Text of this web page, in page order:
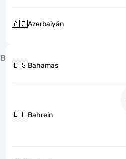
🇦🇿Azerbaiyán
B
🇧🇸Bahamas
🇧🇭Bahrein